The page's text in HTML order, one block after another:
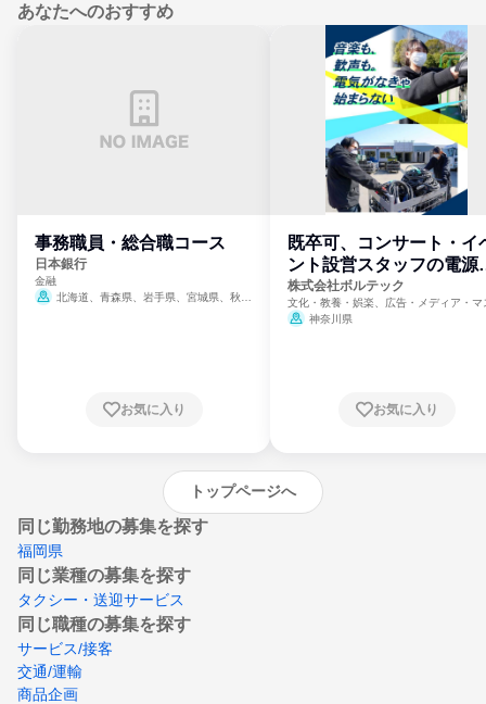
あなたへのおすすめ
事務職員・総合職コース
日本銀行
金融
北海道、青森県、岩手県、宮城県、秋田
崎県、熊本県、大分県、宮崎県、鹿児島県、
お気に入り
既卒可、コンサート・イ
ント設営スタッフの電源
門
株式会社ボルテック
文化・教養・娯楽、広告・メディア・マ
ミ、電力・ガス・水道・エネルギー
神奈川県
お気に入り
トップページへ
同じ勤務地の募集を探す
福岡県
同じ業種の募集を探す
タクシー・送迎サービス
同じ職種の募集を探す
サービス/接客
交通/運輸
商品企画